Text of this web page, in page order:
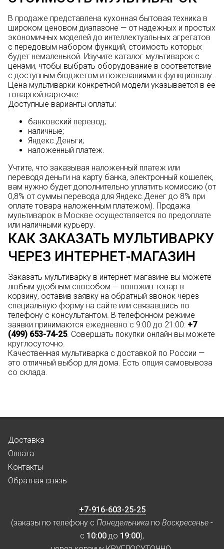
В продаже представлена кухонная бытовая техника в
широком ценовом диапазоне — от надежных и простых
экономичных моделей до интеллектуальных агрегатов
с передовым набором функций, стоимость которых
будет немаленькой. Изучите каталог мультиварок с
ценами, чтобы выбрать оборудование в соответствие
с доступным бюджетом и пожеланиями к функционалу.
Цена мультиварки конкретной модели указывается в ее
товарной карточке.
Доступные варианты оплаты:
банковский перевод;
наличные;
Яндекс.Деньги;
наложенный платеж.
Учтите, что заказывая наложенный платеж или
переводя деньги на карту банка, электронный кошелек,
вам нужно будет дополнительно уплатить комиссию (от
0,8% от суммы перевода для Яндекс.Денег до 8% при
оплате товара наложенным платежом). Продажа
мультиварок в Москве осуществляется по предоплате
или наличными курьеру.
КАК ЗАКАЗАТЬ МУЛЬТИВАРКУ
ЧЕРЕЗ ИНТЕРНЕТ-МАГАЗИН
Заказать мультиварку в интернет-магазине вы можете
любым удобным способом — положив товар в
корзину, оставив заявку на обратный звонок через
специальную форму на сайте или связавшись по
телефону с консультантом. В телефонном режиме
заявки принимаются ежедневно с 9:00 до 21:00: +7
(499) 653-74-25. Совершать покупки онлайн вы можете
круглосуточно.
Качественная мультиварка с доставкой по России —
это отличный выбор для дома. Есть опция самовывоза
со склада.
Доставка
Оплата
Контакты
Обратная связь
+7-916-603-25-25
(заказы по телефону с Понедельника по Воскресенье -
с 10:00 до 19:00),